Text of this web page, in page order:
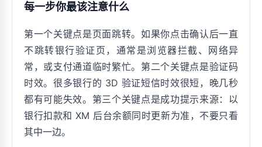
每一步你最该注意什么
第一个关键点是页面跳转。如果你点击确认后一直
不跳转银行验证页，通常是浏览器拦截、网络异
常，或支付通道临时繁忙。第二个关键点是验证码
时效。很多银行的 3D 验证短信时效很短，晚几秒
都有可能失效。第三个关键点是成功提示来源：以
银行扣款和 XM 后台余额同时更新为准，不要只看
其中一边。